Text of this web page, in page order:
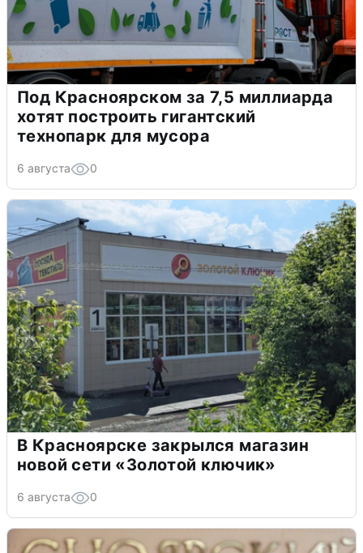
Под Красноярском за 7,5 миллиарда
хотят построить гигантский
технопарк для мусора
6 августа 0
В Красноярске закрылся магазин
новой сети «Золотой ключик»
6 августа 0